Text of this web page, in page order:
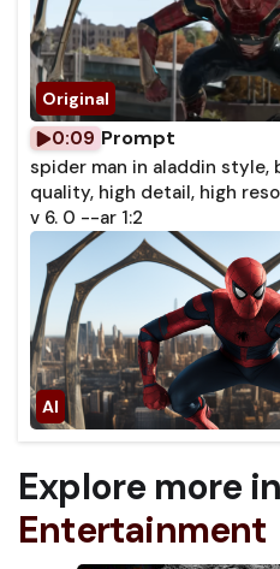
0:09 Prompt
spider man in aladdin style,
quality, high detail, high
v 6. 0 --ar 1:2
Explore more in
Entertainment